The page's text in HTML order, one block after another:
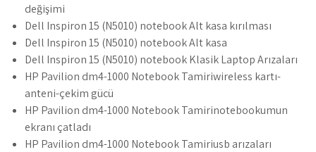
değişimi
Dell Inspiron 15 (N5010) notebook Alt kasa kırılması
Dell Inspiron 15 (N5010) notebook Alt kasa
Dell Inspiron 15 (N5010) notebook Klasik Laptop Arızaları
HP Pavilion dm4-1000 Notebook Tamiriwireless kartı-
anteni-çekim gücü
HP Pavilion dm4-1000 Notebook Tamirinotebookumun
ekranı çatladı
HP Pavilion dm4-1000 Notebook Tamiriusb arızaları